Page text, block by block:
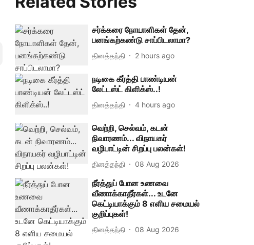
சர்க்கரை நோயாளிகள் தேன்,
பனங்கற்கண்டு சாப்பிடலாமா?
தினத்தந்தி 2 hours ago
நடிகை கீர்த்தி பாண்டியன்
லேட்டஸ்ட் கிளிக்ஸ்..!
தினத்தந்தி 4 hours ago
வெற்றி, செல்வம், கடன்
நிவாரணம்... விநாயகர்
வழிபாட்டின் சிறப்பு பலன்கள்!
தினத்தந்தி 08 Aug 2026
நீர்த்துப் போன உணவை
வீணாக்காதீர்கள்... உடனே
கெட்டியாக்கும் 8 எளிய சமையல்
குறிப்புகள்!
தினத்தந்தி 08 Aug 2026